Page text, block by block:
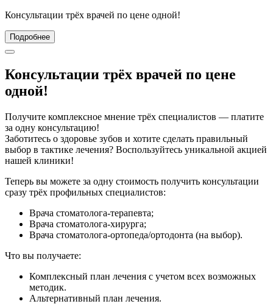
Консультации трёх врачей по цене одной!
Подробнее
Консультации трёх врачей по цене
одной!
Получите комплексное мнение трёх специалистов — платите
за одну консультацию!
Заботитесь о здоровье зубов и хотите сделать правильный
выбор в тактике лечения? Воспользуйтесь уникальной акцией
нашей клиники!
Теперь вы можете за одну стоимость получить консультации
сразу трёх профильных специалистов:
Врача стоматолога‑терапевта;
Врача стоматолога-хирурга;
Врача стоматолога-ортопеда/ортодонта (на выбор).
Что вы получаете:
Комплексный план лечения с учетом всех возможных
методик.
Альтернативный план лечения.